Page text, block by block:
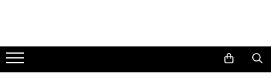
Volkswagen